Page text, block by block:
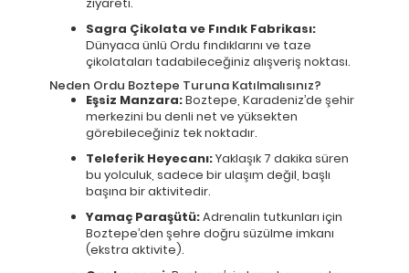
Sagra Çikolata ve Fındık Fabrikası:
Dünyaca ünlü Ordu fındıklarını ve taze
çikolataları tadabileceğiniz alışveriş noktası.
Neden Ordu Boztepe Turuna Katılmalısınız?
Eşsiz Manzara:Boztepe, Karadeniz’de şehir
merkezini bu denli net ve yüksekten
görebileceğiniz tek noktadır.
Teleferik Heyecanı:Yaklaşık 7 dakika süren
bu yolculuk, sadece bir ulaşım değil, başlı
başına bir aktivitedir.
Yamaç Paraşütü:Adrenalin tutkunları için
Boztepe’den şehre doğru süzülme imkanı
(ekstra aktivite).